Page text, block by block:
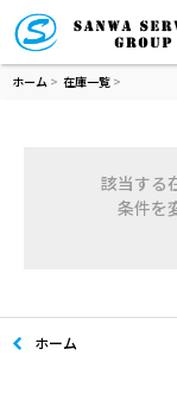
ホーム > 在庫一覧 >
該当する
条件を
ホーム